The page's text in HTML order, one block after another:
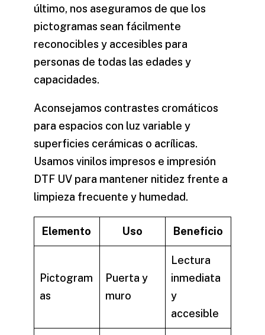
último, nos aseguramos de que los
pictogramas sean fácilmente
reconocibles y accesibles para
personas de todas las edades y
capacidades.
Aconsejamos contrastes cromáticos
para espacios con luz variable y
superficies cerámicas o acrílicas.
Usamos vinilos impresos e impresión
DTF UV para mantener nitidez frente a
limpieza frecuente y humedad.
Elemento Uso Beneficio
Pictogram
as
Puerta y
muro
Lectura
inmediata
y
accesible